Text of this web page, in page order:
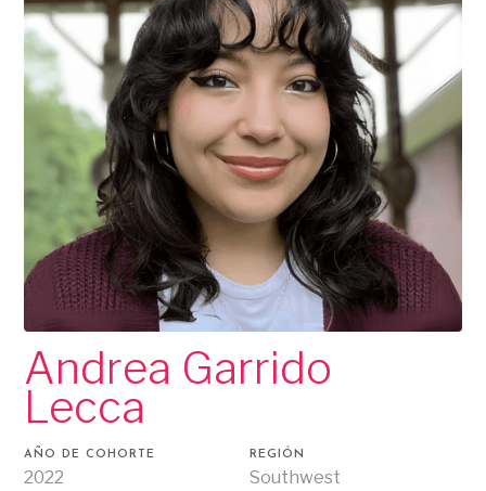
Andrea Garrido
Lecca
AÑO DE COHORTE
2022
REGIÓN
Southwest